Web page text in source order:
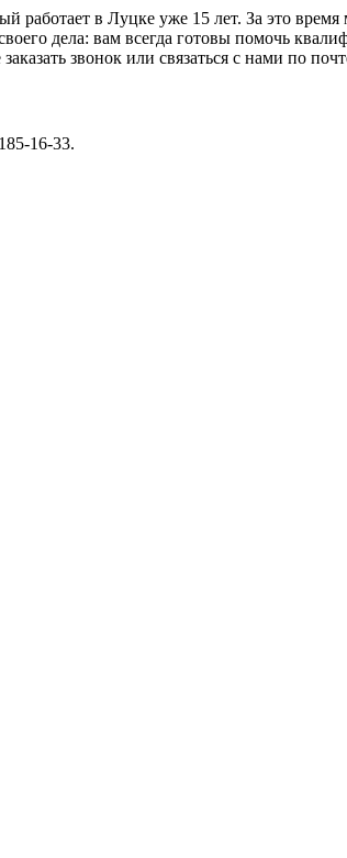
работает в Луцке уже 15 лет. За это
дела: вам всегда готовы помочь
звонок или связаться с нами по
16-33.